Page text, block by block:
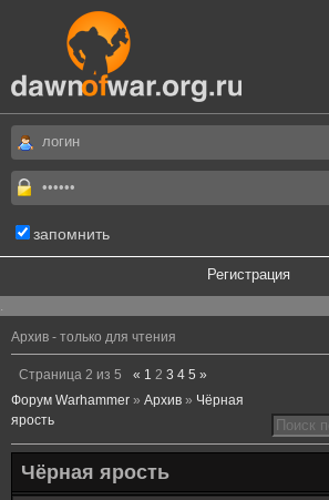
запомнить
Регистрация
.
Архив - только для чтения
Страница 2 из 5 « 1 2 3 4 5 »
Форум Warhammer » Архив » Чёрная
ярость
Чёрная ярость